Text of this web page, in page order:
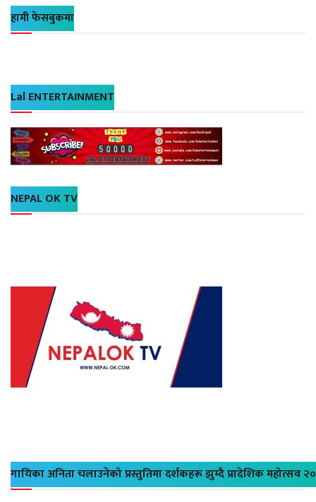
हामी फेसबुकमा
Lal ENTERTAINMENT
NEPAL OK TV
गायिका अनिता चलाउनेको प्रस्तुतिमा दर्शकहरू झुम्दै प्रादेशिक महोत्सव